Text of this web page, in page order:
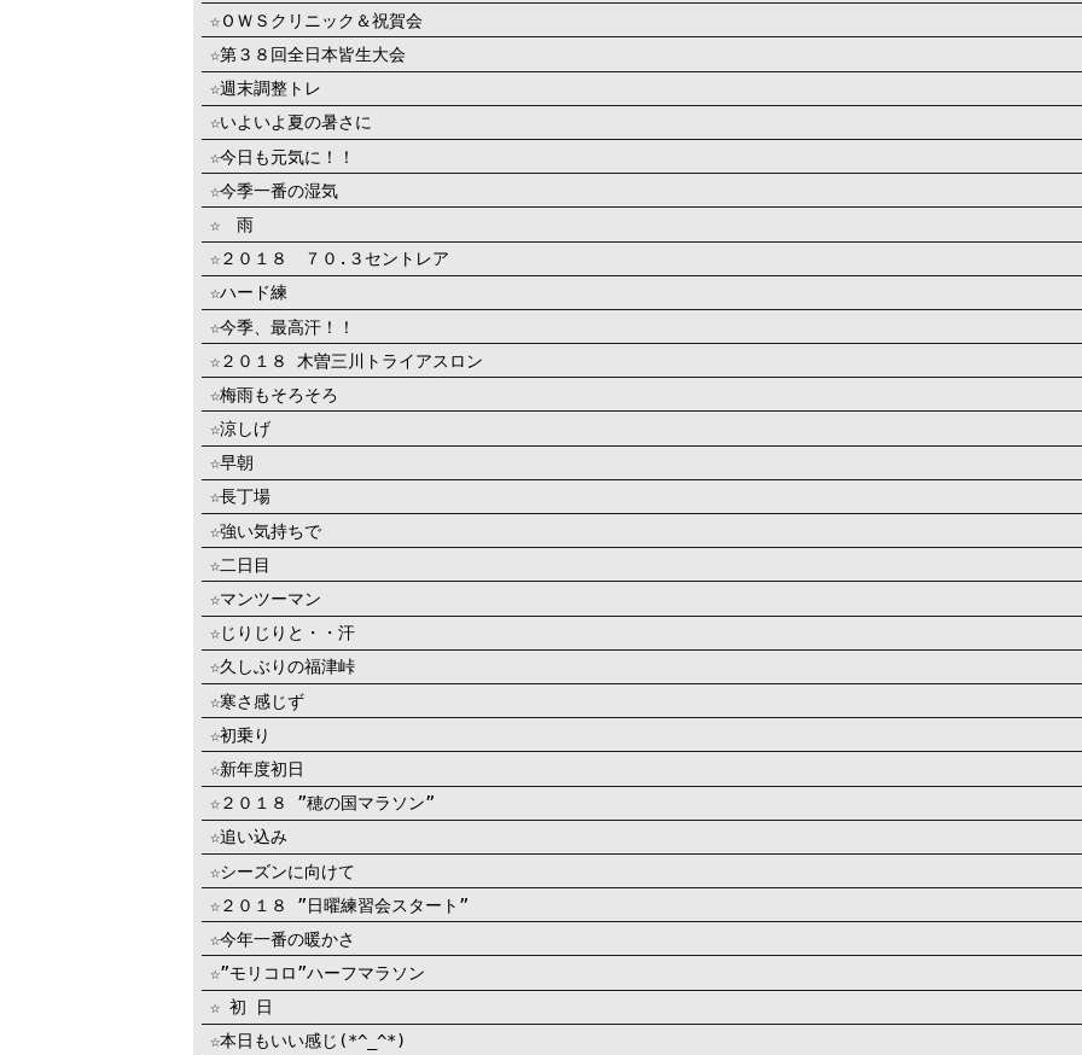
☆ＯＷＳクリニック＆祝賀会
☆第３８回全日本皆生大会
☆週末調整トレ
☆いよいよ夏の暑さに
☆今日も元気に！！
☆今季一番の湿気
☆ 雨
☆２０１８ ７０.３セントレア
☆ハード練
☆今季、最高汗！！
☆２０１８ 木曽三川トライアスロン
☆梅雨もそろそろ
☆涼しげ
☆早朝
☆長丁場
☆強い気持ちで
☆二日目
☆マンツーマン
☆じりじりと・・汗
☆久しぶりの福津峠
☆寒さ感じず
☆初乗り
☆新年度初日
☆２０１８ ”穂の国マラソン”
☆追い込み
☆シーズンに向けて
☆２０１８ ”日曜練習会スタート”
☆今年一番の暖かさ
☆”モリコロ”ハーフマラソン
☆ 初 日
☆本日もいい感じ(*^_^*)